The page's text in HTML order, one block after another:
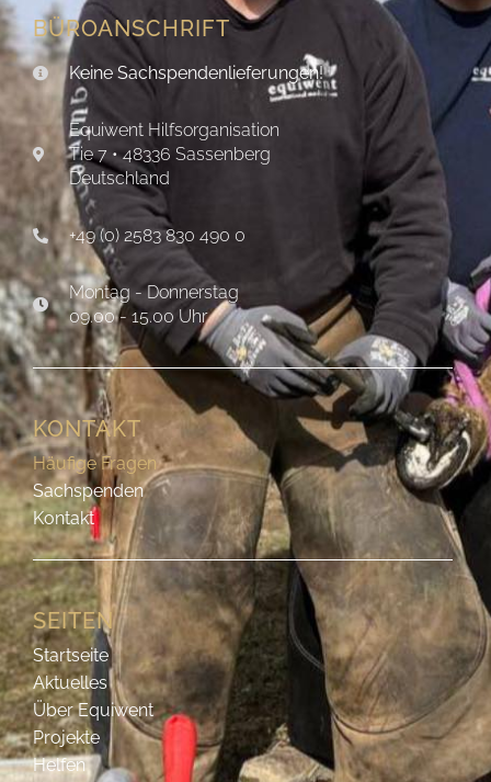
BÜROANSCHRIFT
Keine Sachspendenlieferungen!
Equiwent Hilfsorganisation
Tie 7 • 48336 Sassenberg
Deutschland
+49 (0) 2583 830 490 0
Montag - Donnerstag
09.00 - 15.00 Uhr
KONTAKT
Häufige Fragen
Sachspenden
Kontakt
SEITEN
Startseite
Aktuelles
Über Equiwent
Projekte
Helfen